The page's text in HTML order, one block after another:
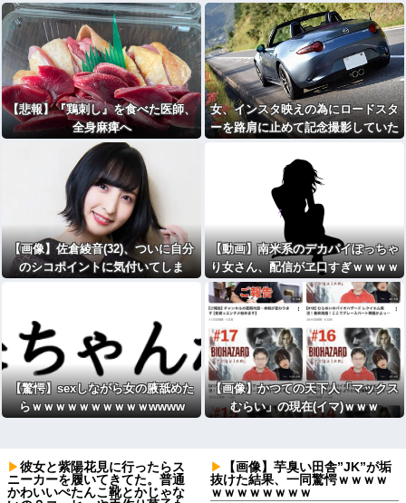
【悲報】『鶏刺し』を食べた医師、
全身麻痺へ
女、インスタ映えの為にロードスタ
ーを路肩に止めて記念撮影していた
wwwwwwwwww
【画像】佐倉綾音(32)、ついに自分
のシコポイントに気付いてしま
【動画】南米系のデカパイぽっちゃ
り女さん、配信がヱ口すぎｗｗｗｗ
ｗｗｗ
【驚愕】sexしながら女の腋舐めた
らｗｗｗｗｗｗｗｗｗｗwwww
【画像】かつての天下人「マックス
むらい」の現在(イマ)ｗｗｗ
彼女と紫陽花見に行ったらス
ニーカーを履いてきてた。普通
かわいいぺたんこ靴とかじゃな
【画像】芋臭い田舎”JK”が垢
抜けた結果、一同驚愕ｗｗｗｗ
ｗｗｗｗｗｗｗｗ